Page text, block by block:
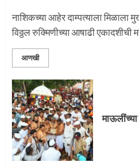
3
नाशिकच्या आहेर दाम्पत्याला मिळाला
विठ्ठल रुक्मिणीच्या आषाढी एकादशीची
आणखी
माऊलींच्या
3